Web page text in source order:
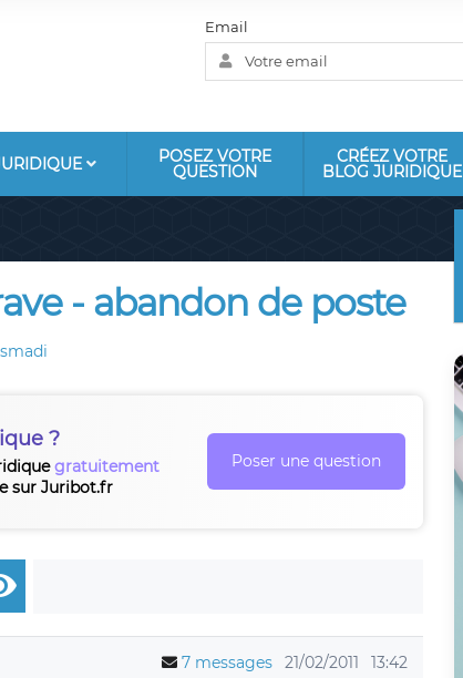
Email
POSEZ VOTRE
QUESTION
CRÉEZ VOTRE
BLOG JURIDIQUE
- abandon de poste
?
gratuitement
sur Juribot.fr
Poser une question
7 messages 21/02/2011 13:42